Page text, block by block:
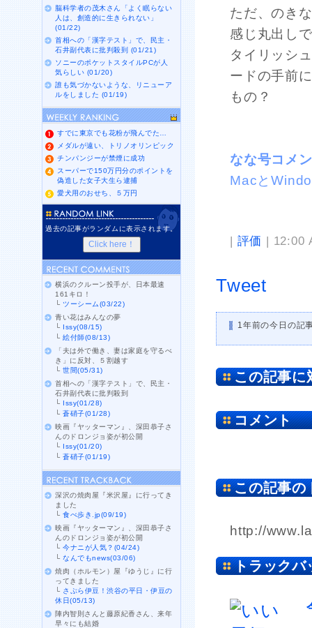
ただ、のき
感じ丸出し
タイリッシ
ードの手前
もの？
なな号コ
Macと
| 評価 | 12:00
Tweet
1年前の今日の記
この記事に
コメント
この記事の
http://
トラックバ
脳科学者の茂木さん「よく眠らない
人は、創造的に生きられない」
(01/22)
首相への「漢字テスト」で、民主・
石井副代表に批判殺到 (01/21)
ソニーのポケットスタイルPCが人
気らしい (01/20)
誰も気づかないような、リニューア
ルをしました (01/19)
すでに東京でも花粉が飛んでた…
メダルが遠い、トリノオリンピック
チンパンジーが禁煙に成功
スーパーで150万円分のポイントを
偽造した女子大生ら逮捕
愛犬用のおせち、５万円
過去の記事がランダムに表示されます。
横浜のクルーン投手が、日本最速
161キロ！
└ツーシーム(03/22)
青い花はみんなの夢
└ Issy(08/15)
└絵付師(08/13)
「夫は外で働き、妻は家庭を守るべ
き」に反対、５割越す
└世間(05/31)
首相への「漢字テスト」で、民主・
石井副代表に批判殺到
└ Issy(01/28)
└蒼硝子(01/28)
映画『ヤッターマン』、深田恭子さ
んのドロンジョ姿が初公開
└ Issy(01/20)
└蒼硝子(01/19)
深沢の焼肉屋『米沢屋』に行ってき
ました
└食べ歩き.jp(09/19)
映画『ヤッターマン』、深田恭子さ
んのドロンジョ姿が初公開
└今ナニが人気？(04/24)
└なんでもnews(03/06)
焼肉（ホルモン）屋『ゆうじ』に行
ってきました
└ さぷら伊豆！渋谷の平日・伊豆の
休日(05/13)
陣内智則さんと藤原紀香さん、来年
早々にも結婚